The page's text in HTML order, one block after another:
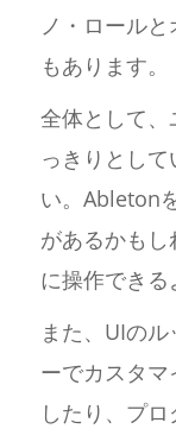
ノ・ロール
もあります。
全体として
っきりとし
い。Ableton
があるかも
に操作できる
また、UIの
ーでカスタ
したり、プ